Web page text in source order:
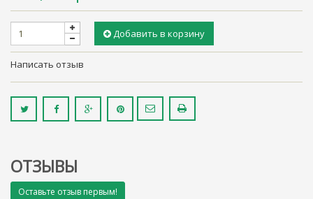
Добавить в корзину
Написать отзыв
ОТЗЫВЫ
Оставьте отзыв первым!